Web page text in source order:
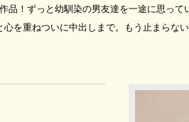
品！ずっと幼馴染の男友達を一途に思っ
を重ねついに中出しまで。もう止まら